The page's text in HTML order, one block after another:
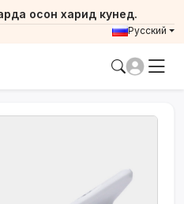
осон харид кунед.
Русский